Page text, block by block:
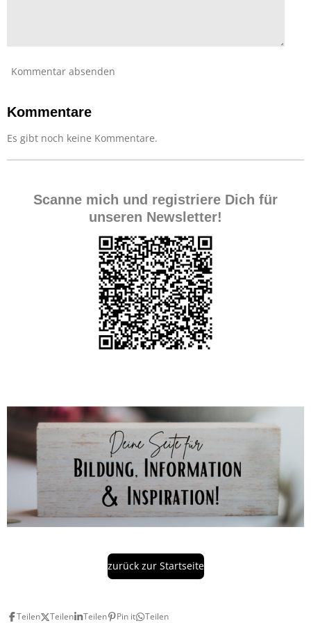
Kommentar absenden
Kommentare
Es gibt noch keine Kommentare.
Scanne mich und registriere Dich für
unseren Newsletter!
zurück zur Startseite
Teilen Teilen Teilen Pin it Teilen